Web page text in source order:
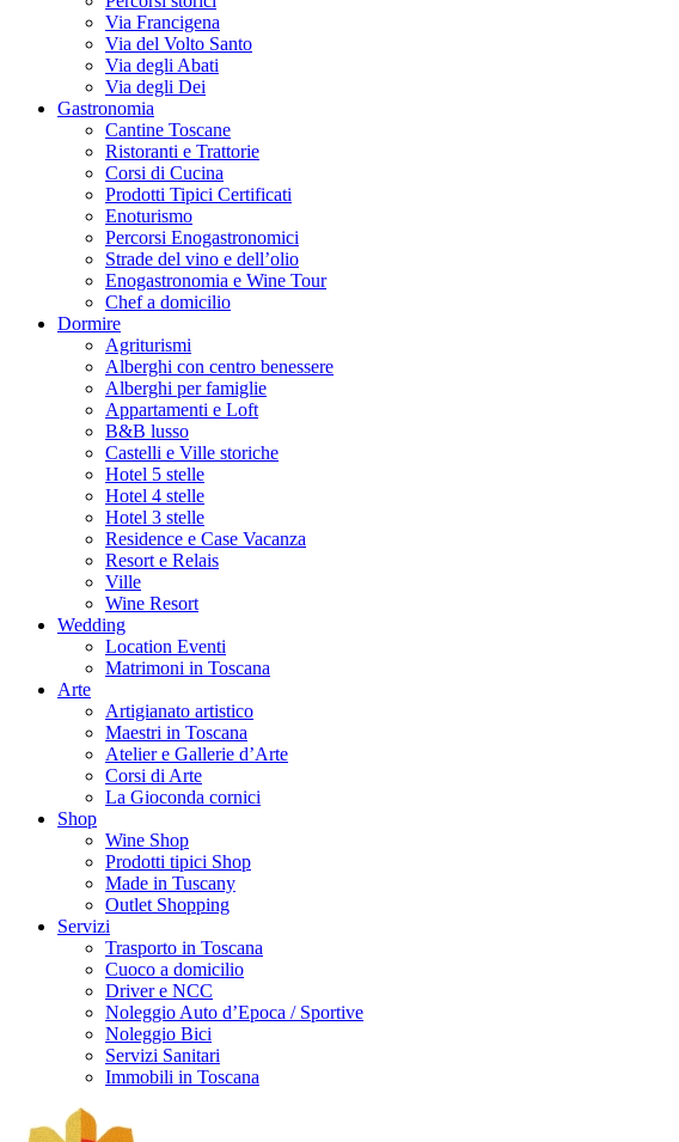
Via Francigena
Via del Volto Santo
Via degli Abati
Via degli Dei
Gastronomia
Cantine Toscane
Ristoranti e Trattorie
Corsi di Cucina
Prodotti Tipici Certificati
Enoturismo
Percorsi Enogastronomici
Strade del vino e dell’olio
Enogastronomia e Wine Tour
Chef a domicilio
Dormire
Agriturismi
Alberghi con centro benessere
Alberghi per famiglie
Appartamenti e Loft
B&B lusso
Castelli e Ville storiche
Hotel 5 stelle
Hotel 4 stelle
Hotel 3 stelle
Residence e Case Vacanza
Resort e Relais
Ville
Wine Resort
Wedding
Location Eventi
Matrimoni in Toscana
Arte
Artigianato artistico
Maestri in Toscana
Atelier e Gallerie d’Arte
Corsi di Arte
La Gioconda cornici
Shop
Wine Shop
Prodotti tipici Shop
Made in Tuscany
Outlet Shopping
Servizi
Trasporto in Toscana
Cuoco a domicilio
Driver e NCC
Noleggio Auto d’Epoca / Sportive
Noleggio Bici
Servizi Sanitari
Immobili in Toscana